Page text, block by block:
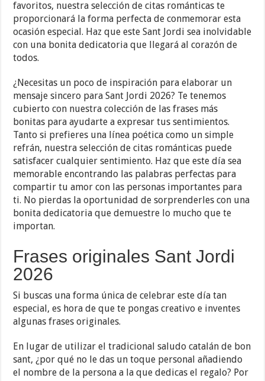
favoritos, nuestra selección de citas románticas te
proporcionará la forma perfecta de conmemorar esta
ocasión especial. Haz que este Sant Jordi sea inolvidable
con una bonita dedicatoria que llegará al corazón de
todos.
¿Necesitas un poco de inspiración para elaborar un
mensaje sincero para Sant Jordi 2026? Te tenemos
cubierto con nuestra colección de las frases más
bonitas para ayudarte a expresar tus sentimientos.
Tanto si prefieres una línea poética como un simple
refrán, nuestra selección de citas románticas puede
satisfacer cualquier sentimiento. Haz que este día sea
memorable encontrando las palabras perfectas para
compartir tu amor con las personas importantes para
ti. No pierdas la oportunidad de sorprenderles con una
bonita dedicatoria que demuestre lo mucho que te
importan.
Frases originales Sant Jordi
2026
Si buscas una forma única de celebrar este día tan
especial, es hora de que te pongas creativo e inventes
algunas frases originales.
En lugar de utilizar el tradicional saludo catalán de bon
sant, ¿por qué no le das un toque personal añadiendo
el nombre de la persona a la que dedicas el regalo? Por